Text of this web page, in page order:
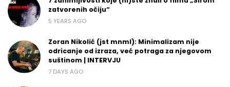
zatvorenih očiju“
5 YEARS AGO
Zoran Nikolić (jst mnml): Minimalizam nije
odricanje od izraza, već potraga za njegovom
suštinom | INTERVJU
7 DAYS AGO